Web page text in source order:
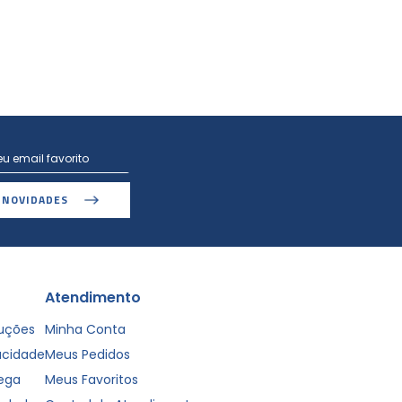
Atendimento
Minha Conta
Meus Pedidos
Meus Favoritos